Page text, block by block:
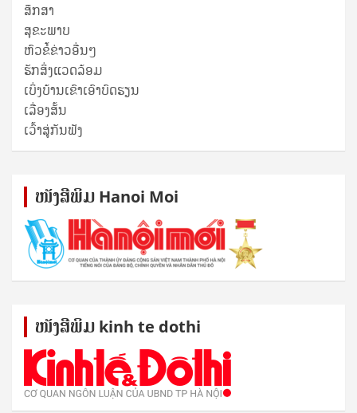
ສຶກສາ
ສຸ​ຂະ​ພາບ
ຫົວຂໍ້ຂ່າວອື່ນໆ
ຮັກສິ່ງແວດລ້ອມ
ເບິ່ງບ້ານເຂົາເອົາບົດຮຽນ
ເລື່ອງສັ້ນ
ເວົ້າສູ່ກັນຟັງ
ໜັງ​ສື​ພິມ Hanoi Moi
ໜັງ​ສື​ພິມ kinh te dothi